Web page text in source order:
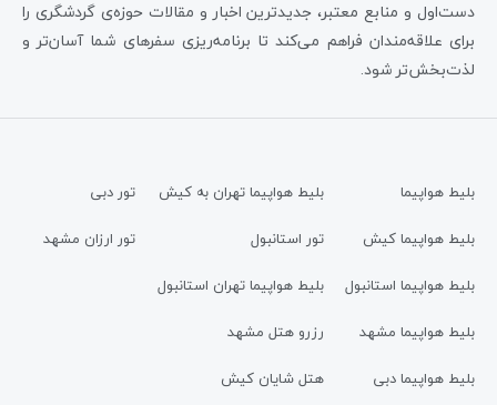
دست‌اول و منابع معتبر، جدیدترین اخبار و مقالات حوزه‌ی گردشگری را
برای علاقه‌مندان فراهم می‌کند تا برنامه‌ریزی سفرهای شما آسان‌تر و
لذت‌بخش‌تر شود.
بلیط هواپیما
بلیط هواپیما کیش
بلیط هواپیما استانبول
بلیط هواپیما مشهد
بلیط هواپیما دبی
بلیط هواپیما تهران به کیش
تور استانبول
بلیط هواپیما تهران استانبول
رزرو هتل مشهد
هتل شایان کیش
تور دبی
تور ارزان مشهد